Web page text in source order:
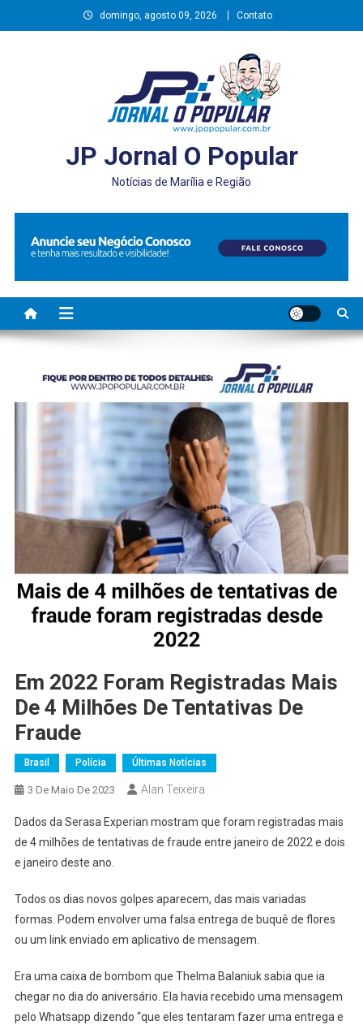
to
domingo, agosto 09, 2026 Contato
JP Jornal O Popular
Notícias de Marília e Região
Em 2022 Foram Registradas Mais
De 4 Milhões De Tentativas De
Fraude
Brasil Polícia Últimas Notícias
3 De Maio De 2023 Alan Teixeira
Dados da Serasa Experian mostram que foram registradas mais
de 4 milhões de tentativas de fraude entre janeiro de 2022 e dois
e janeiro deste ano.
Todos os dias novos golpes aparecem, das mais variadas
formas. Podem envolver uma falsa entrega de buquê de flores
ou um link enviado em aplicativo de mensagem.
Era uma caixa de bombom que Thelma Balaniuk sabia que ia
chegar no dia do aniversário. Ela havia recebido uma mensagem
pelo Whatsapp dizendo “que eles tentaram fazer uma entrega e